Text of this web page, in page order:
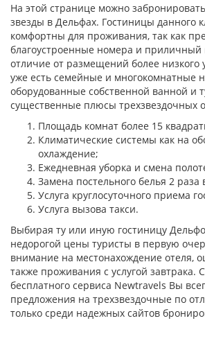
На этой странице можно
звезды в Дельфах. Гостиницы данного
комфортны для проживания, так как
благоустроенные номера и приличный
отличие от размещений более низкого
уже есть семейные и многокомнатные
оборудованные собственной ванной и
существенные плюсы трехзвездочных
Площадь комнат более 15
Климатические системы как на
охлаждение;
Ежедневная уборка и смена
Замена постельного белья 2 раза
Услуга круглосуточного приема
Услуга вызова такси.
Выбирая ту или иную гостиницу
недорогой цены туристы в первую
внимание на местонахождение отеля,
также проживания с услугой
бесплатного сервиса Newtravels Вы
предложения на трехзвездочные по
только среди надежных сайтов